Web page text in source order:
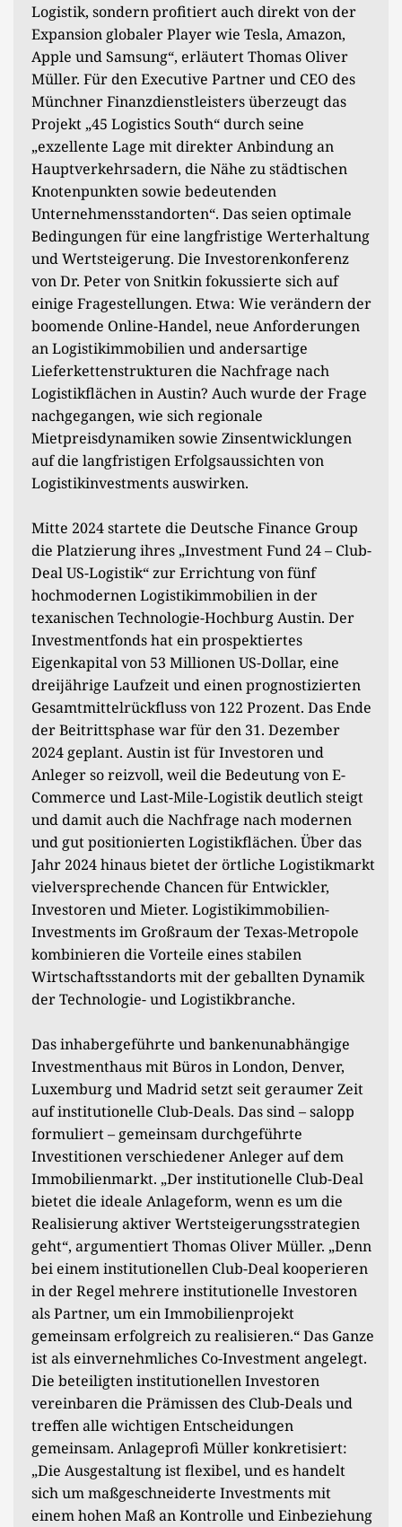
Logistik, sondern profitiert auch direkt von der
Expansion globaler Player wie Tesla, Amazon,
Apple und Samsung“, erläutert Thomas Oliver
Müller. Für den Executive Partner und CEO des
Münchner Finanzdienstleisters überzeugt das
Projekt „45 Logistics South“ durch seine
„exzellente Lage mit direkter Anbindung an
Hauptverkehrsadern, die Nähe zu städtischen
Knotenpunkten sowie bedeutenden
Unternehmensstandorten“. Das seien optimale
Bedingungen für eine langfristige Werterhaltung
und Wertsteigerung. Die Investorenkonferenz
von Dr. Peter von Snitkin fokussierte sich auf
einige Fragestellungen. Etwa: Wie verändern der
boomende Online-Handel, neue Anforderungen
an Logistikimmobilien und andersartige
Lieferkettenstrukturen die Nachfrage nach
Logistikflächen in Austin? Auch wurde der Frage
nachgegangen, wie sich regionale
Mietpreisdynamiken sowie Zinsentwicklungen
auf die langfristigen Erfolgsaussichten von
Logistikinvestments auswirken.
Mitte 2024 startete die Deutsche Finance Group
die Platzierung ihres „Investment Fund 24 – Club-
Deal US-Logistik“ zur Errichtung von fünf
hochmodernen Logistikimmobilien in der
texanischen Technologie-Hochburg Austin. Der
Investmentfonds hat ein prospektiertes
Eigenkapital von 53 Millionen US-Dollar, eine
dreijährige Laufzeit und einen prognostizierten
Gesamtmittelrückfluss von 122 Prozent. Das Ende
der Beitrittsphase war für den 31. Dezember
2024 geplant. Austin ist für Investoren und
Anleger so reizvoll, weil die Bedeutung von E-
Commerce und Last-Mile-Logistik deutlich steigt
und damit auch die Nachfrage nach modernen
und gut positionierten Logistikflächen. Über das
Jahr 2024 hinaus bietet der örtliche Logistikmarkt
vielversprechende Chancen für Entwickler,
Investoren und Mieter. Logistikimmobilien-
Investments im Großraum der Texas-Metropole
kombinieren die Vorteile eines stabilen
Wirtschaftsstandorts mit der geballten Dynamik
der Technologie- und Logistikbranche.
Das inhabergeführte und bankenunabhängige
Investmenthaus mit Büros in London, Denver,
Luxemburg und Madrid setzt seit geraumer Zeit
auf institutionelle Club-Deals. Das sind – salopp
formuliert – gemeinsam durchgeführte
Investitionen verschiedener Anleger auf dem
Immobilienmarkt. „Der institutionelle Club-Deal
bietet die ideale Anlageform, wenn es um die
Realisierung aktiver Wertsteigerungsstrategien
geht“, argumentiert Thomas Oliver Müller. „Denn
bei einem institutionellen Club-Deal kooperieren
in der Regel mehrere institutionelle Investoren
als Partner, um ein Immobilienprojekt
gemeinsam erfolgreich zu realisieren.“ Das Ganze
ist als einvernehmliches Co-Investment angelegt.
Die beteiligten institutionellen Investoren
vereinbaren die Prämissen des Club-Deals und
treffen alle wichtigen Entscheidungen
gemeinsam. Anlageprofi Müller konkretisiert:
„Die Ausgestaltung ist flexibel, und es handelt
sich um maßgeschneiderte Investments mit
einem hohen Maß an Kontrolle und Einbeziehung